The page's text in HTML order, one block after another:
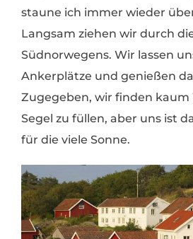
staune ich immer wieder
Langsam ziehen wir durch
Südnorwegens. Wir lassen
Ankerplätze und genießen
Zugegeben, wir finden kaum
Segel zu füllen, aber uns ist
für die viele Sonne.